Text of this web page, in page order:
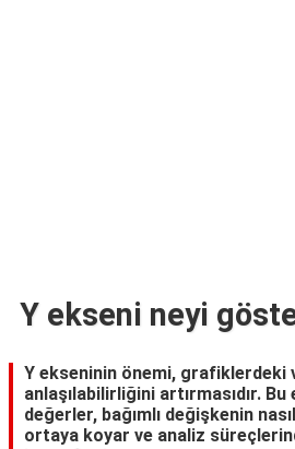
Y ekseni neyi
Y ekseninin önemi, grafiklerdeki
anlaşılabilirliğini artırmasıdır.
değerler, bağımlı değişkenin
ortaya koyar ve analiz